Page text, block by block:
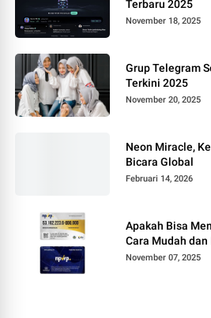
Terbaru 2025
November 18, 2025
Grup Telegram
Terkini 2025
November 20, 2025
Neon Miracle,
Bicara Global
Februari 14, 2026
Apakah Bisa
Cara Mudah
November 07, 2025